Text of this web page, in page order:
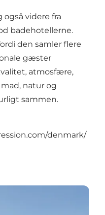
videre fra
badehotellerne.
den samler flere
gæster
atmosfære,
natur og
sammen.
denmark/